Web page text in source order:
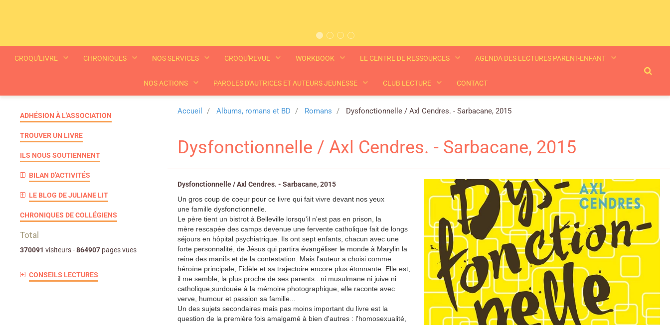
CROQU'LIVRE CHRONIQUES NOS SERVICES CROQU'REVUE WORKBOOK LE CENTRE DE RESSOURCES AGENDA DES LECTURES PARENT-ENFANT
NOS ACTIONS PAROLES D'AUTRICES ET AUTEURS JEUNESSE CLUB LECTURE CONTACT
Accueil Albums, romans et BD Romans Dysfonctionnelle / Axl Cendres. - Sarbacane, 2015
Dysfonctionnelle / Axl Cendres. - Sarbacane, 2015
Dysfonctionnelle / Axl Cendres. - Sarbacane, 2015
Un gros coup de coeur pour ce livre qui fait vivre devant nos yeux
une famille dysfonctionnelle.
Le père tient un bistrot à Belleville lorsqu'il n'est pas en prison, la
mère rescapée des camps devenue une fervente catholique fait de longs
séjours en hôpital psychiatrique. Ils ont sept enfants, chacun avec une
forte personnalité, de Jésus qui partira évangéliser le monde à Marylin la
reine des manifs et de la contestation. Mais l'auteur a choisi comme
héroïne principale, Fidèle et sa trajectoire encore plus étonnante. Elle est,
il me semble, la plus proche de ses parents...ni musulmane ni juive ni
catholique,surdouée à la mémoire photographique, elle raconte avec
verve, humour et passion sa famille...
Un des sujets secondaires mais pas moins important du livre est la
question de la première fois amalgamé à bien d'autres : l'homosexualité,
ADHÉSION À L'ASSOCIATION
TROUVER UN LIVRE
ILS NOUS SOUTIENNENT
BILAN D'ACTIVITÉS
LE BLOG DE JULIANE LIT
CHRONIQUES DE COLLÉGIENS
Total
370091 visiteurs -864907 pages vues
CONSEILS LECTURES